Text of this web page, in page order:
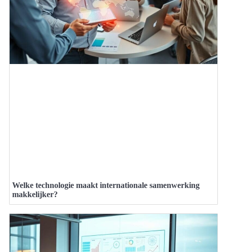
Welke technologie maakt internationale samenwerking
makkelijker?